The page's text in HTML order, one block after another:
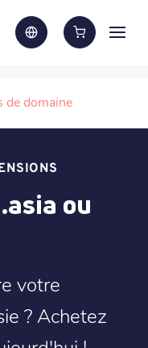
de domaine
ou
votre
? Achetez